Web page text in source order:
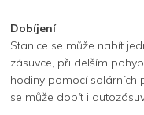
Dobíjení
Stanice se může nabít
zásuvce, při delším
hodiny pomocí solárních
se může dobít i